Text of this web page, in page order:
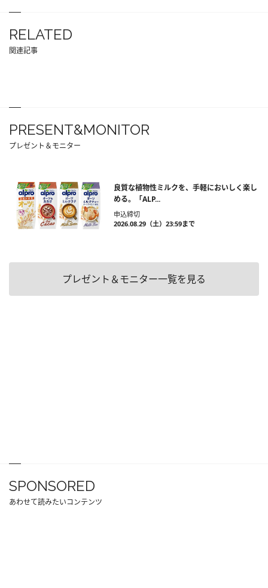
RELATED
関連記事
PRESENT&MONITOR
プレゼント＆モニター
良質な植物性ミルクを、手軽においしく楽し
める。「ALP...
申込締切
2026.08.29（土）23:59まで
プレゼント＆モニター一覧を見る
SPONSORED
あわせて読みたいコンテンツ